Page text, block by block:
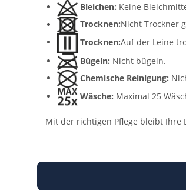
Bleichen: Keine
Trocknen:Nicht Trockner
Trocknen:Auf der Leine
Bügeln: Nicht bügeln.
Chemische Reinigung:
Wäsche: Maximal 25
Mit der richtigen Pflege bleibt Ihre